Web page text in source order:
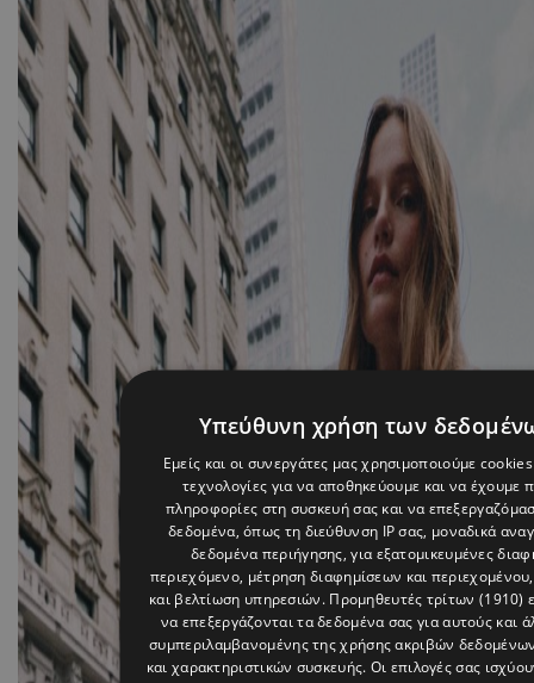
Υπεύθυνη χρήση των
Εμείς και οι συνεργάτες μας χρησιμοποιούμε
τεχνολογίες για να αποθηκεύουμε και να έχουμε
πληροφορίες στη συσκευή σας και να
δεδομένα, όπως τη διεύθυνση IP σας, μοναδικά
δεδομένα περιήγησης, για εξατομικευμένες
περιεχόμενο, μέτρηση διαφημίσεων και
και βελτίωση υπηρεσιών. Προμηθευτές τρίτων (1910)
να επεξεργάζονται τα δεδομένα σας για αυτούς και
συμπεριλαμβανομένης της χρήσης ακριβών
και χαρακτηριστικών συσκευής. Οι επιλογές σας